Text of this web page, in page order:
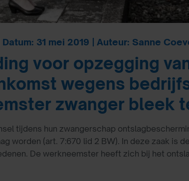
31 mei 2019 | Auteur: Sanne
voor opzegging
wegens
zwanger bleek
tijdens hun zwangerschap
worden (art. 7:670 lid 2 BW). In deze zaak is
De werkneemster heeft zich bij het